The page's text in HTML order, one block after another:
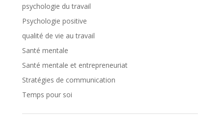
psychologie du travail
Psychologie positive
qualité de vie au travail
Santé mentale
Santé mentale et entrepreneuriat
Stratégies de communication
Temps pour soi